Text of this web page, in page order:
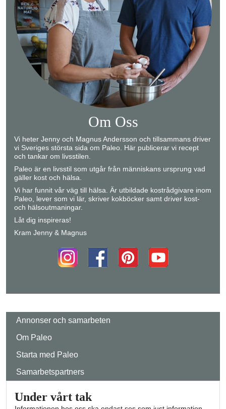
Om Oss
Vi heter Jenny och Magnus Andersson och tillsammans driver
vi Sveriges största sida om Paleo. Här publicerar vi recept
och tankar om livsstilen.
Paleo är en livsstil som utgår från människans ursprung vad
gäller kost och hälsa.
Vi har funnit vår väg till hälsa. Är utbildade kostrådgivare inom
Paleo, lever som vi lär, skriver kokböcker samt driver kost-
och hälsoutmaningar.
Låt dig inspireras!
Kram Jenny & Magnus
Annonser och samarbeten
Om Paleo
Starta med Paleo
Samarbetspartners
Under vårt tak